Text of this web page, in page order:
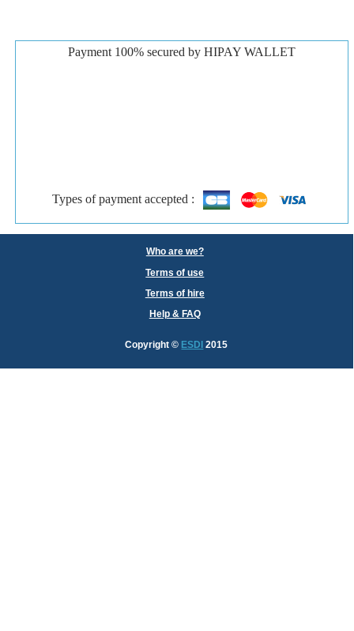
Payment 100% secured by HIPAY WALLET
Types of payment accepted :
Who are we?
Terms of use
Terms of hire
Help & FAQ
Copyright© ESDI 2015